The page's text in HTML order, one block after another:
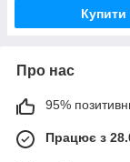
Купити
Про нас
95%
Працює з